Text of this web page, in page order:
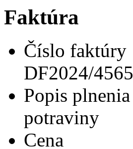
Faktúra
Číslo faktúry
DF2024/4565
Popis plnenia
potraviny
Cena